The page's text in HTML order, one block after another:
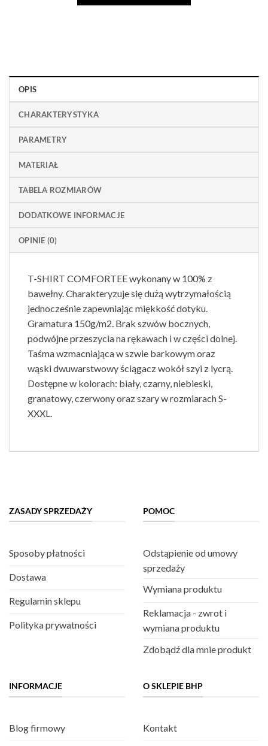
OPIS
CHARAKTERYSTYKA
PARAMETRY
MATERIAŁ
TABELA ROZMIARÓW
DODATKOWE INFORMACJE
OPINIE (0)
T-SHIRT COMFORTEE wykonany w 100% z
bawełny. Charakteryzuje się dużą wytrzymałością
jednocześnie zapewniając miękkość dotyku.
Gramatura 150g/m2. Brak szwów bocznych,
podwójne przeszycia na rękawach i w części dolnej.
Taśma wzmacniająca w szwie barkowym oraz
wąski dwuwarstwowy ściągacz wokół szyi z lycrą.
Dostępne w kolorach: biały, czarny, niebieski,
granatowy, czerwony oraz szary w rozmiarach S-
XXXL.
ZASADY SPRZEDAŻY
Sposoby płatności
Dostawa
Regulamin sklepu
Polityka prywatności
POMOC
Odstąpienie od umowy
sprzedaży
Wymiana produktu
Reklamacja - zwrot i
wymiana produktu
Zdobądź dla mnie produkt
INFORMACJE
Blog firmowy
O SKLEPIE BHP
Kontakt